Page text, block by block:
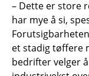
– Dette er store
har mye å si,
et stadig tøffere
bedrifter velger